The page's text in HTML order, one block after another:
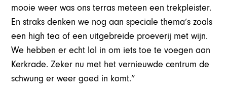
mooie weer was ons terras meteen een trekpleister.
En straks denken we nog aan speciale thema’s zoals
een high tea of een uitgebreide proeverij met wijn.
We hebben er echt lol in om iets toe te voegen aan
Kerkrade. Zeker nu met het vernieuwde centrum de
schwung er weer goed in komt.”